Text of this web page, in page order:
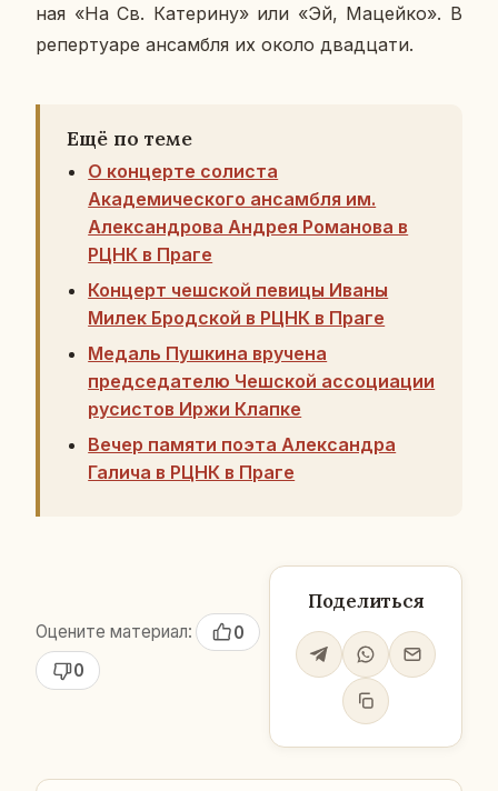
ная «На Св. Ка­те­ри­ну» или «Эй, Ма­цей­ко». В
ре­пер­ту­а­ре ан­сам­бля их около два­дца­ти.
Ещё по теме
О концерте солиста
Академического ансамбля им.
Александрова Андрея Романова в
РЦНК в Праге
Концерт чешской певицы Иваны
Милек Бродской в РЦНК в Праге
Медаль Пушкина вручена
председателю Чешской ассоциации
русистов Иржи Клапке
Вечер памяти поэта Александра
Галича в РЦНК в Праге
Оцените материал:
0
0
Поделиться